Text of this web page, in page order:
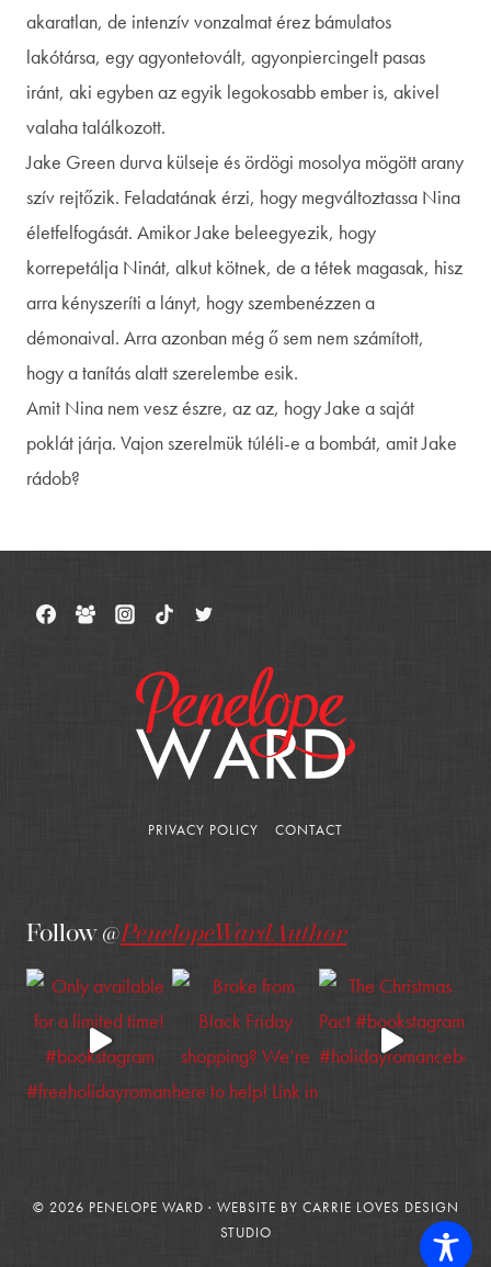
akaratlan, de intenzív vonzalmat érez bámulatos
lakótársa, egy agyontetovált, agyonpiercingelt pasas
iránt, aki egyben az egyik legokosabb ember is, akivel
valaha találkozott.
Jake Green durva külseje és ördögi mosolya mögött arany
szív rejtőzik. Feladatának érzi, hogy megváltoztassa Nina
életfelfogását. Amikor Jake beleegyezik, hogy
korrepetálja Ninát, alkut kötnek, de a tétek magasak, hisz
arra kényszeríti a lányt, hogy szembenézzen a
démonaival. Arra azonban még ő sem nem számított,
hogy a tanítás alatt szerelembe esik.
Amit Nina nem vesz észre, az az, hogy Jake a saját
poklát járja. Vajon szerelmük túléli-e a bombát, amit Jake
rádob?
PRIVACY POLICY CONTACT
Follow @PenelopeWardAuthor
© 2026 PENELOPE WARD · WEBSITE BY CARRIE LOVES DESIGN
STUDIO